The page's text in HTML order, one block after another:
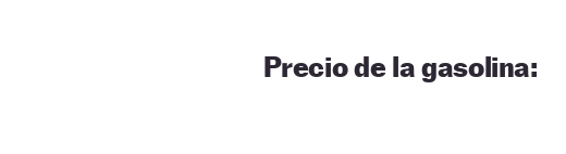
Precio de la gasolina: